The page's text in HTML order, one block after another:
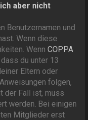
aber nicht
Benutzernamen und
Wenn diese
WennCOPPA
du unter 13
Eltern oder
folgen,
der Fall ist, muss
werden. Bei einigen
Mitglieder erst